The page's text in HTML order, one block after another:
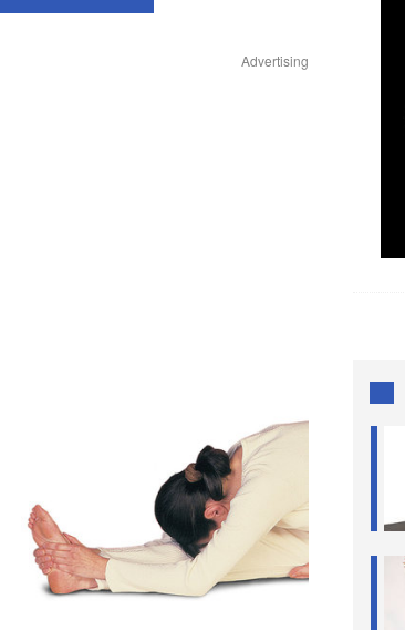
Advertising